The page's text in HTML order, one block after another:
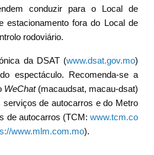
conduzir para o Local de
estacionamento fora do Local de
rodoviário.
da DSAT (www.dsat.gov.mo)
espectáculo. Recomenda-se a
WeChat(macaudsat, macau-dsat)
de autocarros e do Metro
de autocarros (TCM: www.tcm.co
www.mlm.com.mo).